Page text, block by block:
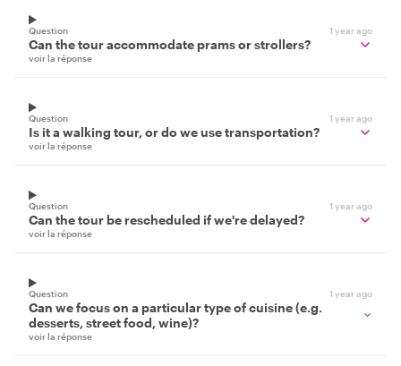
Question 1 year ago
Can the tour accommodate prams or strollers?
voir la réponse
Question 1 year ago
Is it a walking tour, or do we use transportation?
voir la réponse
Question 1 year ago
Can the tour be rescheduled if we're delayed?
voir la réponse
Question 1 year ago
Can we focus on a particular type of cuisine (e.g.
desserts, street food, wine)?
voir la réponse